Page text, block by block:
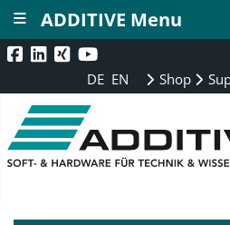
DE EN Shop
ADDITIVE Menu
≡